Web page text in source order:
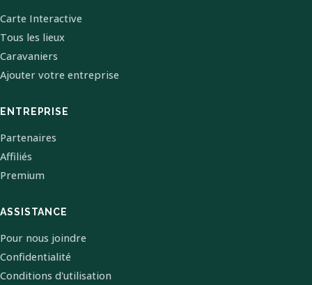
Carte Interactive
Tous les lieux
Caravaniers
Ajouter votre entreprise
ENTREPRISE
Partenaires
Affiliés
Premium
ASSISTANCE
Pour nous joindre
Confidentialité
Conditions d'utilisation